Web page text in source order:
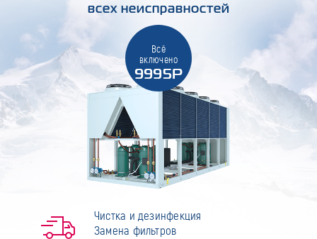
всех неисправностей
Всё
включено
9995Р
Чистка и дезинфекция
Замена фильтров